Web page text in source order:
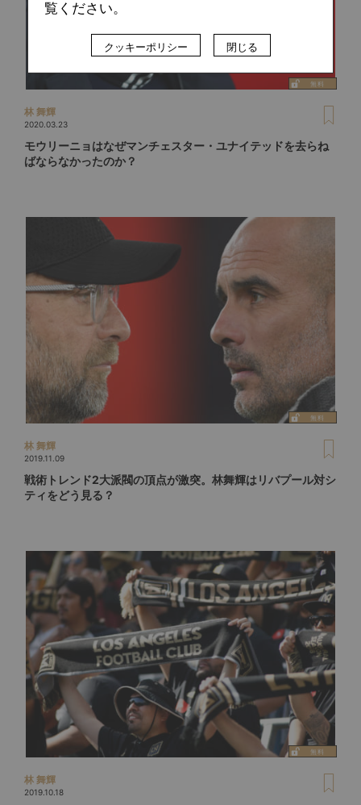
林 舞輝
2020.03.23
モウリーニョはなぜマンチェスター・ユナイテッドを去らね
ばならなかったのか？
林 舞輝
2019.11.09
戦術トレンド2大派閥の頂点が激突。林舞輝はリバプール対シ
ティをどう見る？
林 舞輝
2019.10.18
覧ください。
クッキーポリシー 閉じる